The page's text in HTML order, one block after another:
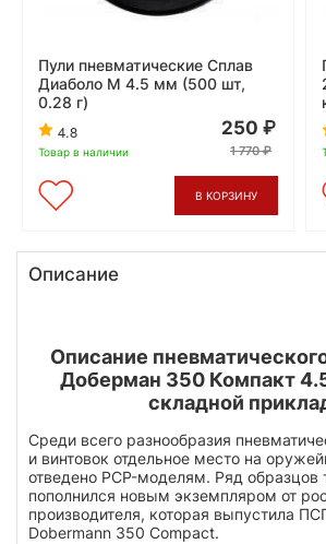
Пули пневматические Сплав
Диаболо М 4.5 мм (500 шт,
0.28 г)
4.8
Товар в наличии
250
1 770
В КОРЗИНУ
Описание
Описание
Доберман 350 Компакт
складной
Среди всего разнообразия
и винтовок отдельное место на
отведено PCP-моделям. Ряд образцов
пополнился новым экземпляром от
производителя, которая выпустила
Dobermann 350 Compact.